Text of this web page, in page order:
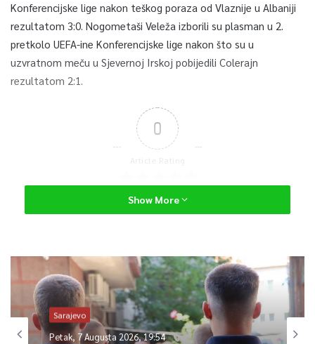
Konferencijske lige nakon teškog poraza od Vlaznije u Albaniji
rezultatom 3:0. Nogometaši Veleža izborili su plasman u 2.
pretkolo UEFA-ine Konferencijske lige nakon što su u
uzvratnom meču u Sjevernoj Irskoj pobijedili Colerajn
rezultatom 2:1.
0
Article Rating
Show More
Sarajevo
Petak, 7 Augusta 2026, 19:54